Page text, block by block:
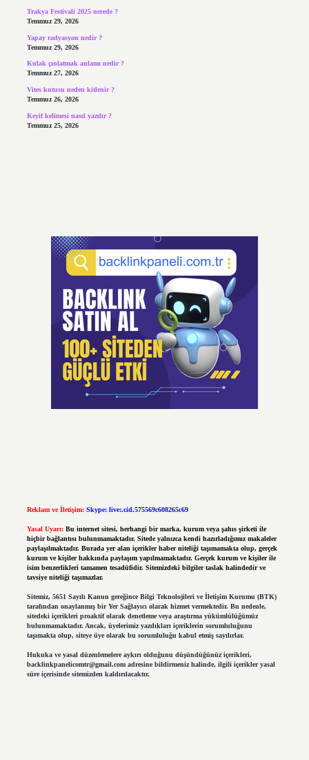
Trakya Festivali 2025 nerede ?
Temmuz 29, 2026
Yapay radyasyon nedir ?
Temmuz 29, 2026
Kulak çınlatmak anlamı nedir ?
Temmuz 27, 2026
Vites kutusu neden kitlenir ?
Temmuz 26, 2026
Keyif kelimesi nasıl yazılır ?
Temmuz 25, 2026
Reklam ve İletişim: Skype: live:.cid.575569c608265c69
Yasal Uyarı: Bu internet sitesi, herhangi bir marka, kurum veya şahıs şirketi ile
hiçbir bağlantısı bulunmamaktadır. Sitede yalnızca kendi hazırladığımız makaleler
paylaşılmaktadır. Burada yer alan içerikler haber niteliği taşımamakta olup, gerçek
kurum ve kişiler hakkında paylaşım yapılmamaktadır. Gerçek kurum ve kişiler ile
isim benzerlikleri tamamen tesadüfidir. Sitemizdeki bilgiler taslak halindedir ve
tavsiye niteliği taşımazlar.
Sitemiz, 5651 Sayılı Kanun gereğince Bilgi Teknolojileri ve İletişim Kurumu (BTK)
tarafından onaylanmış bir Yer Sağlayıcı olarak hizmet vermektedir. Bu nedenle,
sitedeki içerikleri proaktif olarak denetleme veya araştırma yükümlülüğümüz
bulunmamaktadır. Ancak, üyelerimiz yazdıkları içeriklerin sorumluluğunu
taşımakta olup, siteye üye olarak bu sorumluluğu kabul etmiş sayılırlar.
Hukuka ve yasal düzenlemelere aykırı olduğunu düşündüğünüz içerikleri,
backlinkpanelicomtr@gmail.comadresine bildirmeniz halinde, ilgili içerikler yasal
süre içerisinde sitemizden kaldırılacaktır.